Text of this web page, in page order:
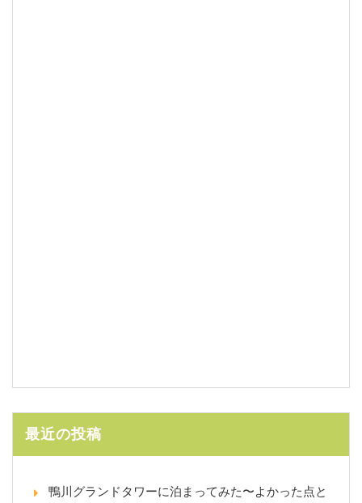
最近の投稿
鴨川グランドタワーに泊まってみた〜よかった点と